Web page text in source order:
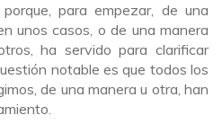
para empezar, de una
unos casos, o de una manera
ha servido para clarificar
notable es que todos los
de una manera u otra, han